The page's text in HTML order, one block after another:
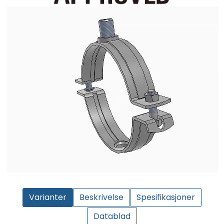
Varianter Beskrivelse
Spesifikasjoner
Datablad